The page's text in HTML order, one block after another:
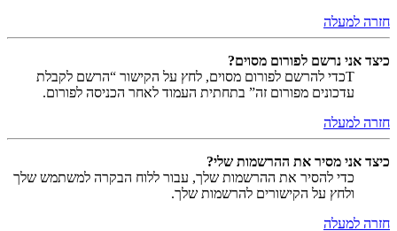
חזרה למעלה
כיצד אני נרשם לפורום מסוים?
Tכדי להרשם לפורום מסוים, לחץ על הקישור “הרשם לקבלת
עדכונים מפורום זה” בתחתית העמוד לאחר הכניסה לפורום.
חזרה למעלה
כיצד אני מסיר את ההרשמות שלי?
כדי להסיר את ההרשמות שלך, עבור ללוח הבקרה למשתמש שלך
ולחץ על הקישורים להרשמות שלך.
חזרה למעלה